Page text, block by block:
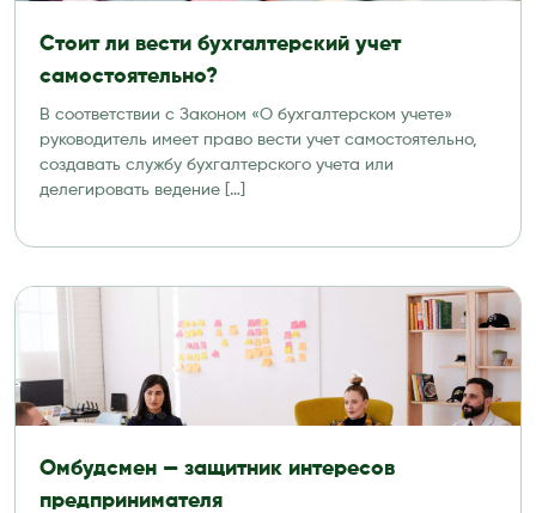
Стоит ли вести бухгалтерский учет
самостоятельно?
В соответствии с Законом «О бухгалтерском учете»
руководитель имеет право вести учет самостоятельно,
создавать службу бухгалтерского учета или
делегировать ведение […]
Омбудсмен — защитник интересов
предпринимателя